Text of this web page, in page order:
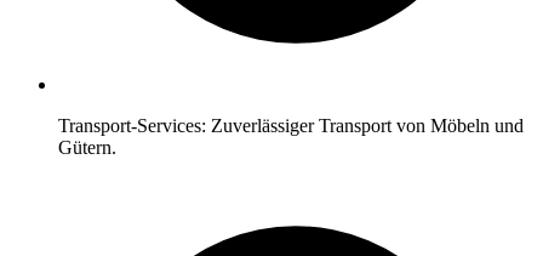
Transport-Services: Zuverlässiger Transport von Möbeln und
Gütern.